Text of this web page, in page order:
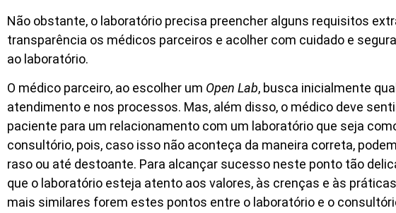
Não obstante, o laboratório precisa preencher alguns requisitos
transparência os médicos parceiros e acolher com cuidado e
ao laboratório.
O médico parceiro, ao escolher um Open Lab, busca inicialmente
atendimento e nos processos. Mas, além disso, o médico deve
paciente para um relacionamento com um laboratório que seja
consultório, pois, caso isso não aconteça da maneira correta,
raso ou até destoante. Para alcançar sucesso neste ponto tão
que o laboratório esteja atento aos valores, às crenças e às
mais similares forem estes pontos entre o laboratório e o